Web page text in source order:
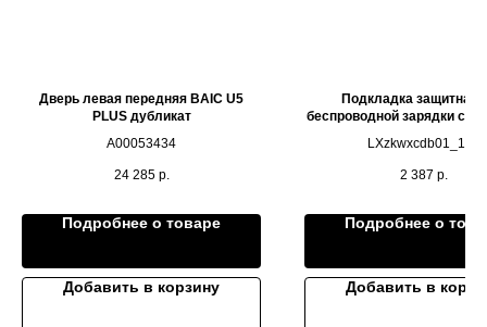
Дверь левая передняя BAIC U5
PLUS дубликат
A00053434
24 285 р.
Подробнее о товаре
Добавить в корзину
Подкладка защитная
беспроводной зарядки с
LIXIANG L7 L8 L9
LXzkwxcdb01_103
2 387 р.
Подробнее о
Добавить в